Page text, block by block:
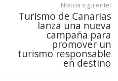
Noticia siguiente:
Turismo de Canarias
lanza una nueva
campaña para
promover un
turismo responsable
en destino